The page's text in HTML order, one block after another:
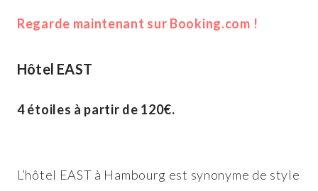
Regarde maintenant sur Booking.com !
Hôtel EAST
4 étoiles à partir de 120€.
L’hôtel EAST à Hambourg est synonyme de style